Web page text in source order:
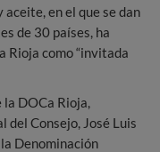
en el que se dan
de 30 países, ha
Rioja como “invitada
la DOCa Rioja,
del Consejo, José Luis
Denominación